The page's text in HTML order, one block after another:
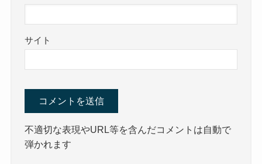
サイト
不適切な表現やURL等を含んだコメントは自動で
弾かれます